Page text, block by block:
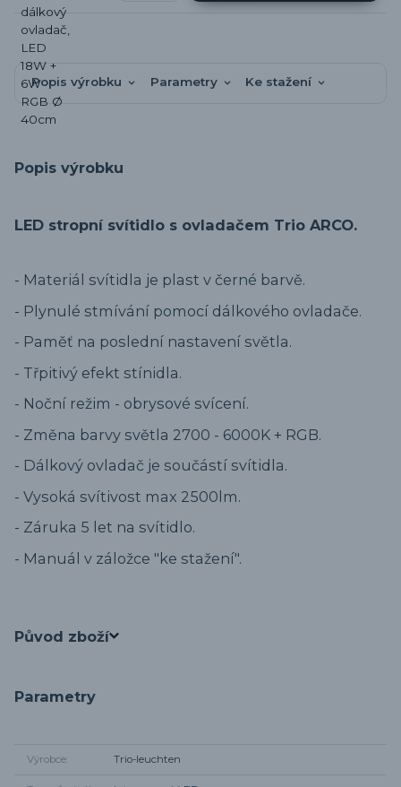
Popis výrobku Parametry Ke stažení
Popis výrobku
LED stropní svítidlo s ovladačem Trio ARCO.
- Materiál svítidla je plast v černé barvě.
- Plynulé stmívání pomocí dálkového ovladače.
- Paměť na poslední nastavení světla.
- Třpitivý efekt stínidla.
- Noční režim - obrysové svícení.
- Změna barvy světla 2700 - 6000K + RGB.
- Dálkový ovladač je součástí svítidla.
- Vysoká svítivost max 2500lm.
- Záruka 5 let na svítidlo.
- Manuál v záložce "ke stažení".
Původ zboží
Parametry
Výrobce Trio-leuchten